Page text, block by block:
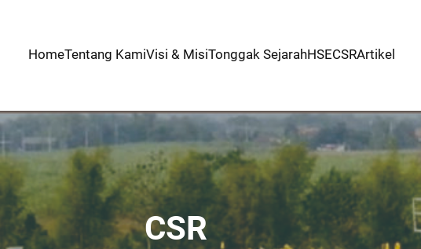
HomeTentang KamiVisi & MisiTonggak SejarahHSECSRArtikel
CSR